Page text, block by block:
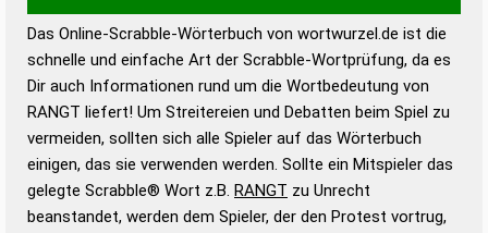
Wortwurzel liefert mit Hilfe eines semantischen
Wortanalyse-Algorithmus gute Anhaltspunkte zu
Wortbedeutung, Worttrennung und Wortform, um die
Gültigkeit eines Wortes für das Scrabble-Spiel zu
bestimmen!
zugelassene Turnier Scrabble-
Wörterbücher sind:
Duden – Standardwerk in 12 Bänden
Das Online-Scrabble-Wörterbuch von wortwurzel.de ist die
schnelle und einfache Art der Scrabble-Wortprüfung, da es
Dir auch Informationen rund um die Wortbedeutung von
RANGT liefert! Um Streitereien und Debatten beim Spiel zu
vermeiden, sollten sich alle Spieler auf das Wörterbuch
einigen, das sie verwenden werden. Sollte ein Mitspieler das
gelegte Scrabble® Wort z.B. RANGT zu Unrecht
beanstandet, werden dem Spieler, der den Protest vortrug,